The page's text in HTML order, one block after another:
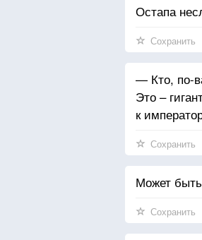
Остапа
Сохранить
— Кто, по-
Это –
к
Сохранить
Может
Сохранить